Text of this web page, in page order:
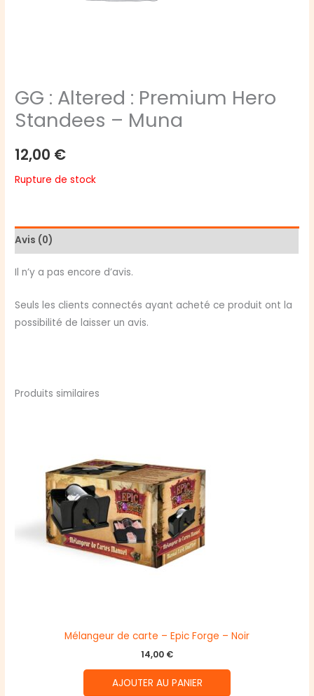
GG : Altered : Premium Hero
Standees – Muna
12,00 €
Rupture de stock
Avis (0)
Il n’y a pas encore d’avis.
Seuls les clients connectés ayant acheté ce produit ont la
possibilité de laisser un avis.
Produits similaires
Mélangeur de carte – Epic Forge – Noir
14,00 €
AJOUTER AU PANIER